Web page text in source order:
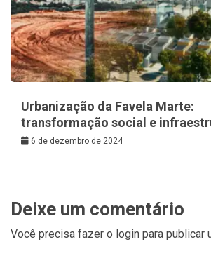
Urbanização da Favela Marte:
transformação social e
6 de dezembro de 2024
Deixe um comentário
Você precisa fazer o login para publicar